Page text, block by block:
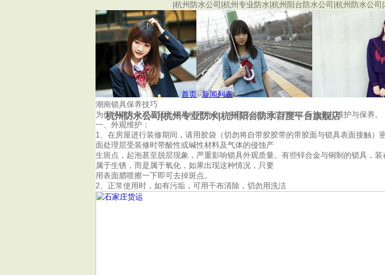
|杭州防水公司|杭州专业防水|杭州阳台防水公司|杭州防水公
杭州防水公司|杭州专业防水|杭州阳台防水百度平台旗舰店
首页 杭州金鹏防水工程有限公司
首页--新闻列表
潮南锁具保养技巧
为保持锁具外观及延长锁具使用寿命，在日常的使用过程中，应注意其维护与保养。
一、外观维护：
1、在房屋进行装修期间，请用胶袋（切勿将自带胶胶带的带胶面与锁具表面接触）
面处理层受装修时带酸性或碱性材料及气体的侵蚀产
生斑点，起泡甚至脱层现象，严重影响锁具外观质量。有些锌合金与铜制的锁具，
属于生锈，而是属于氧化，如果出现这种情况，只要
用表面腊喷擦一下即可去掉斑点。
2、正常使用时，如有污垢，可用干布清除，切勿用洗洁